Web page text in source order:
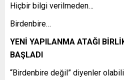
Hiçbir bilgi verilmeden…
Birdenbire…
YENİ YAPILANMA ATAĞI
BAŞLADI
“Birdenbire değil” diyenler